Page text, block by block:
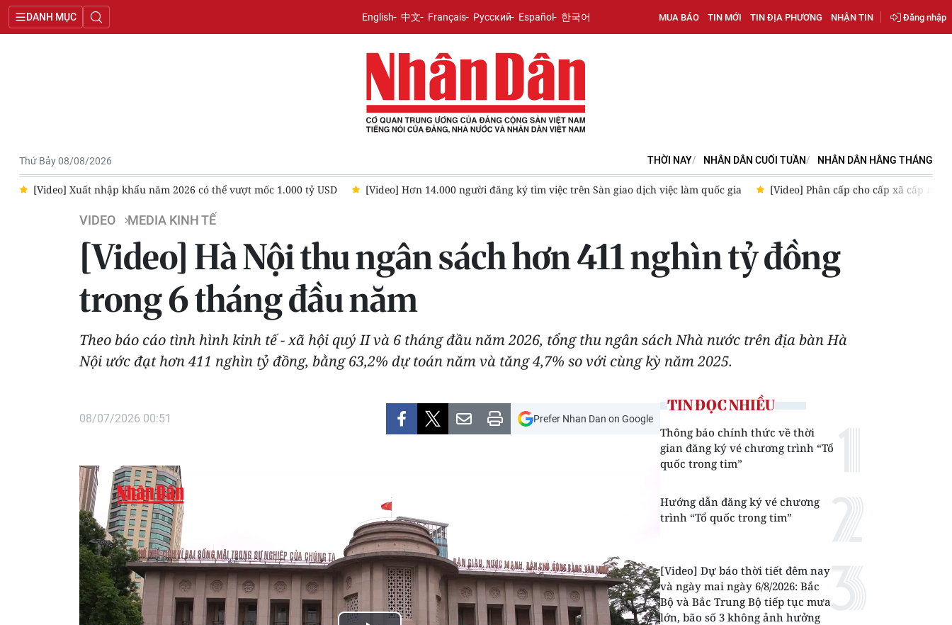
DANH MỤC English 中文 Français Русский Español 한국어 MUA BÁO TIN MỚI TIN ĐỊA PHƯƠNG NHẬN TIN Đăng nhập
Thứ Bảy 08/08/2026 THỜI NAY NHÂN DÂN CUỐI TUẦN NHÂN DÂN HẰNG THÁNG
năm 2026 có thể vượt mốc 1.000 tỷ USD [Video] Hơn 14.000 người đăng ký tìm việc trên Sàn giao dịch việc làm quốc gia [Video] Phân cấp cho cấp xã cấp mã số vùng trồng, cơ sở đóng
VIDEO MEDIA KINH TẾ
[Video] Hà Nội thu ngân sách hơn 411 nghìn tỷ đồng
trong 6 tháng đầu năm
Theo báo cáo tình hình kinh tế - xã hội quý II và 6 tháng đầu năm 2026, tổng thu ngân sách Nhà nước trên địa bàn Hà
Nội ước đạt hơn 411 nghìn tỷ đồng, bằng 63,2% dự toán năm và tăng 4,7% so với cùng kỳ năm 2025.
08/07/2026 00:51 Prefer Nhan Dan on Google
TIN ĐỌC NHIỀU
Thông báo chính thức về thời
gian đăng ký vé chương trình “Tổ
quốc trong tim”
Hướng dẫn đăng ký vé chương
trình “Tổ quốc trong tim”
[Video] Dự báo thời tiết đêm nay
và ngày mai ngày 6/8/2026: Bắc
Bộ và Bắc Trung Bộ tiếp tục mưa
lớn, bão số 3 không ảnh hưởng